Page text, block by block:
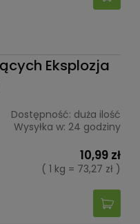
Eksplozja
Dostępność: duża ilość
Wysyłka w: 24 godziny
10,99 zł
( 1 kg = 73,27 zł )